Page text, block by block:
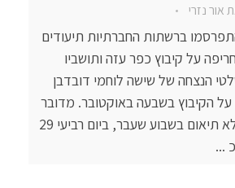
אור נזרי
ברשתות החברתיות תיעודים
על קיבוץ כפר עזה ותושביו
הנצחה של שישה לוחמי דובדבן
הקיבוץ בשבעה באוקטובר. מדובר
בשלטים שנתלו ללא תיאום בשבוע שעבר, ביום רביעי 29
...